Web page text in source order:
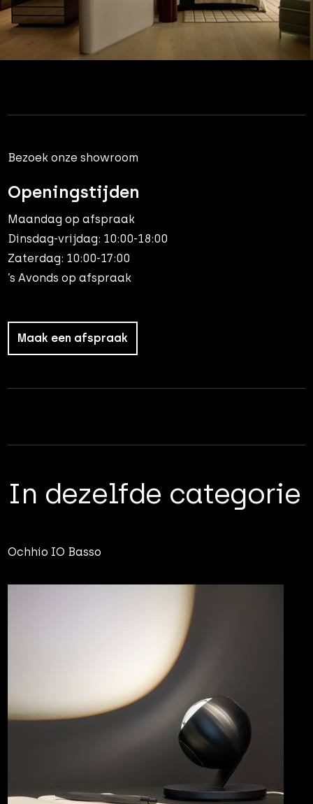
Bezoek onze showroom
Openingstijden
Maandag op afspraak
Dinsdag-vrijdag: 10:00-18:00
Zaterdag: 10:00-17:00
’s Avonds op afspraak
Maak een afspraak
In dezelfde categorie
Ochhio IO Basso